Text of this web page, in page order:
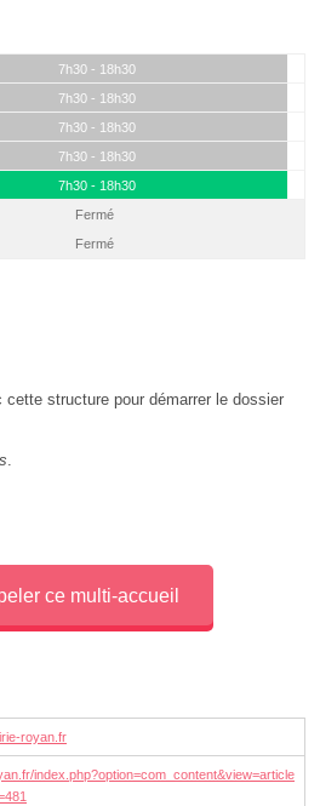
7h30 - 18h30
7h30 - 18h30
7h30 - 18h30
7h30 - 18h30
7h30 - 18h30
Fermé
Fermé
structure pour démarrer le dossier
.
ce multi-accueil
royan.fr
index.php?option=com_content&view=article